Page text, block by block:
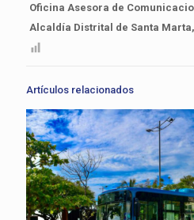
Oficina Asesora de
Alcaldía Distrital de Santa Marta,
Artículos relacionados